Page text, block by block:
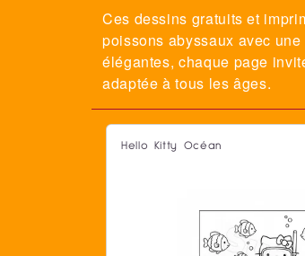
Ces dessins gratuits et
poissons abyssaux avec
élégantes, chaque page
adaptée à tous les âges.
Hello Kitty Océan